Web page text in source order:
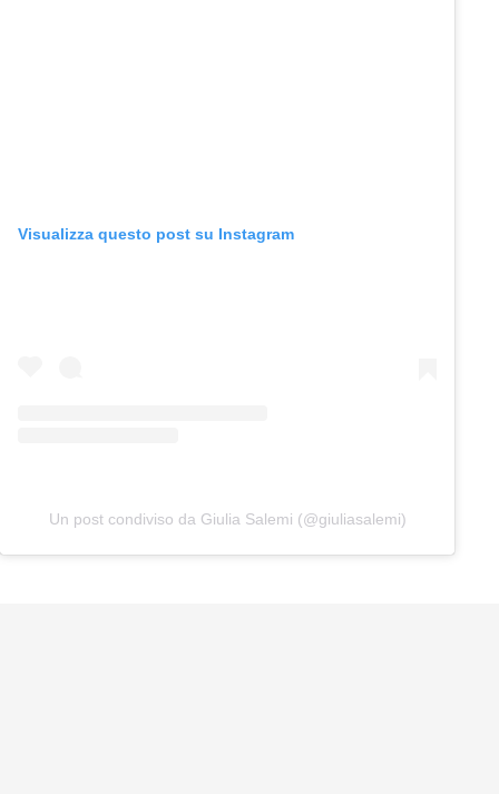
Visualizza questo post su Instagram
Un post condiviso da Giulia Salemi (@giuliasalemi)